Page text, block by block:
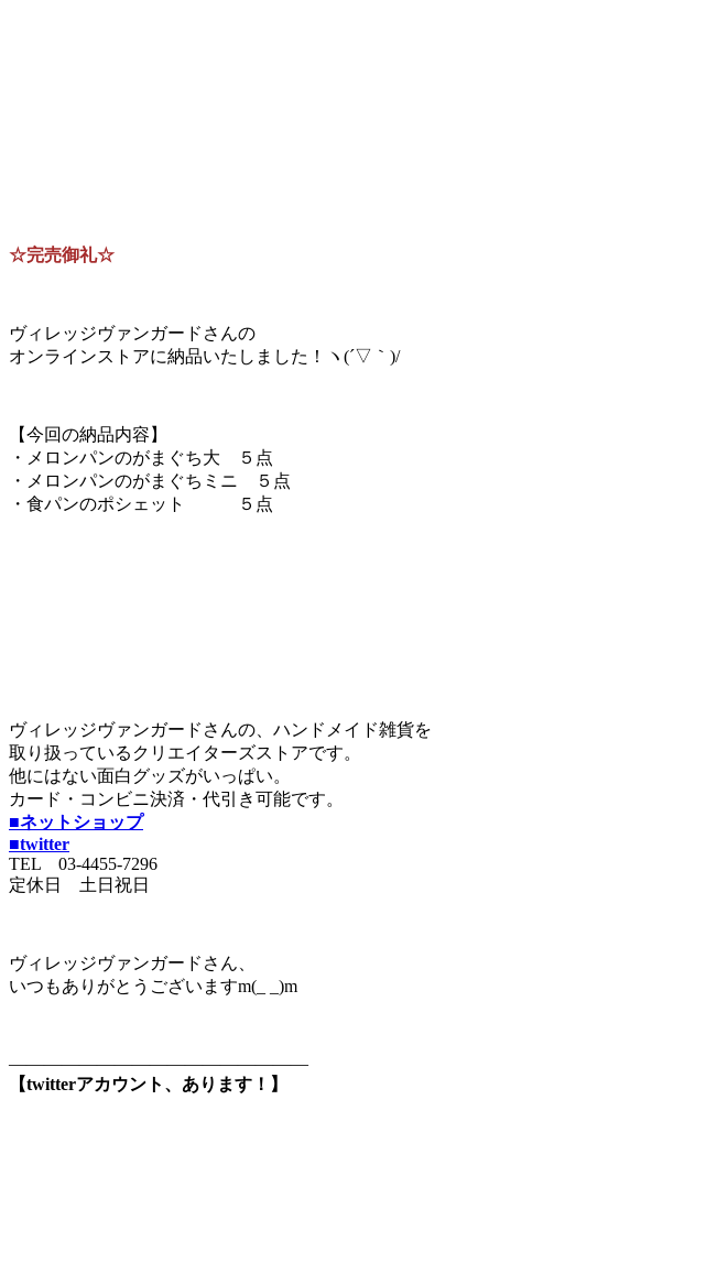
☆完売御礼☆
ヴィレッジヴァンガードさんの
オンラインストアに納品いたしました！ヽ(´▽｀)/
【今回の納品内容】
・メロンパンのがまぐち大 ５点
・メロンパンのがまぐちミニ ５点
・食パンのポシェット ５点
ヴィレッジヴァンガードさんの、ハンドメイド雑貨を
取り扱っているクリエイターズストアです。
他にはない面白グッズがいっぱい。
カード・コンビニ決済・代引き可能です。
■ネットショップ
■twitter
TEL 03-4455-7296
定休日 土日祝日
ヴィレッジヴァンガードさん、
いつもありがとうございますm(_ _)m
—————————————————
【twitterアカウント、あります！】